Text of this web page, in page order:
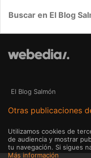
El Blog Salmón
Otras publicaciones
Utilizamos cookies de
de audiencia y mostrar
tu navegación. Si sigues
Más información